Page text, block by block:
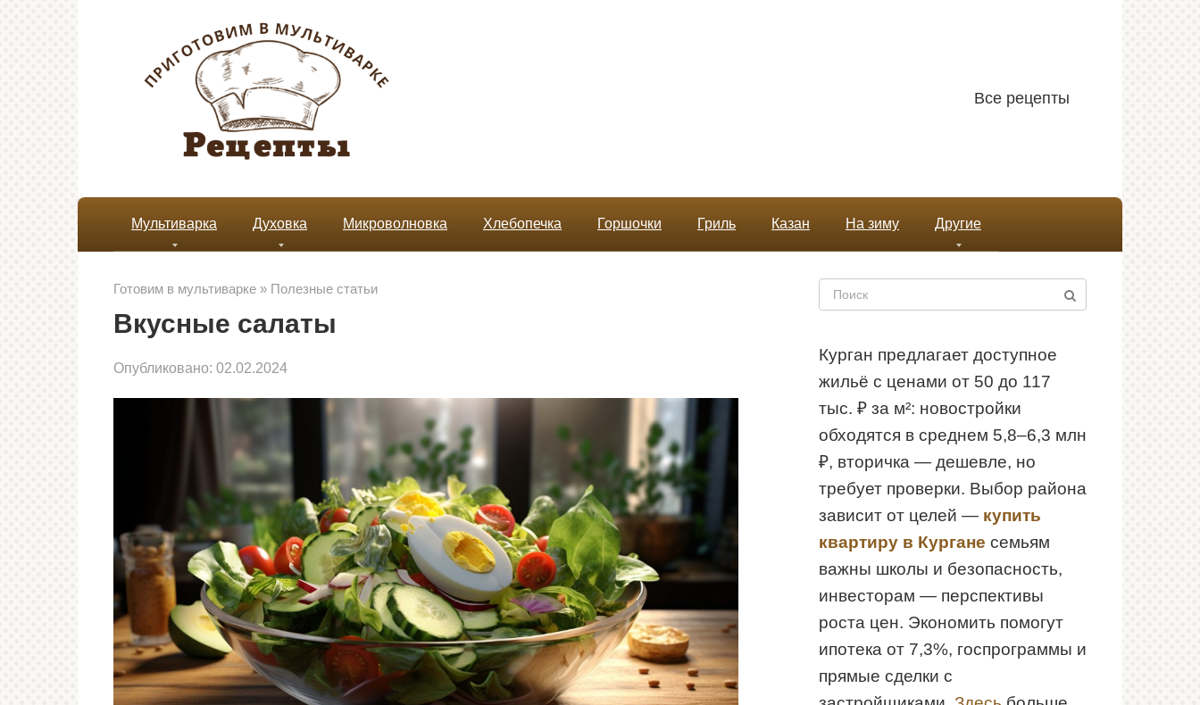
Все рецепты
Мультиварка Духовка Микроволновка Хлебопечка Горшочки Гриль Казан На зиму Другие
Готовим в мультиварке » Полезные статьи
Вкусные салаты
Опубликовано: 02.02.2024
Поиск:
Курган предлагает доступное
жильё с ценами от 50 до 117
тыс. ₽ за м²: новостройки
обходятся в среднем 5,8–6,3 млн
₽, вторичка — дешевле, но
требует проверки. Выбор района
зависит от целей — купить
квартиру в Кургане семьям
важны школы и безопасность,
инвесторам — перспективы
роста цен. Экономить помогут
ипотека от 7,3%, госпрограммы и
прямые сделки с